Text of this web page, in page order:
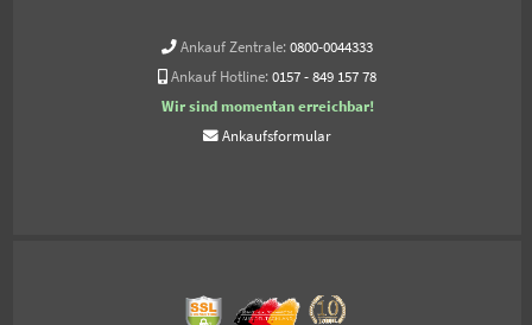
Ankauf Zentrale: 0800-0044333
Ankauf Hotline: 0157 - 849 157 78
Wir sind momentan erreichbar!
Ankaufsformular